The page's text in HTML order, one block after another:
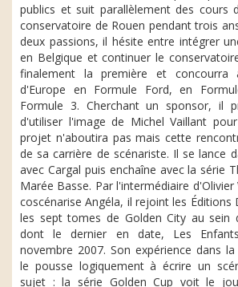
publics et suit parallèlement des cours
conservatoire de Rouen pendant trois
deux passions, il hésite entre intégrer
en Belgique et continuer le
finalement la première et concourra
d'Europe en Formule Ford, en
Formule 3. Cherchant un sponsor, il
d'utiliser l'image de Michel Vaillant
projet n'aboutira pas mais cette
de sa carrière de scénariste. Il se lance
avec Cargal puis enchaîne avec la série
Marée Basse. Par l'intermédiaire d'Olivier
coscénarise Angéla, il rejoint les Éditions
les sept tomes de Golden City au sein
dont le dernier en date, Les
novembre 2007. Son expérience dans
le pousse logiquement à écrire un
sujet : la série Golden Cup voit le